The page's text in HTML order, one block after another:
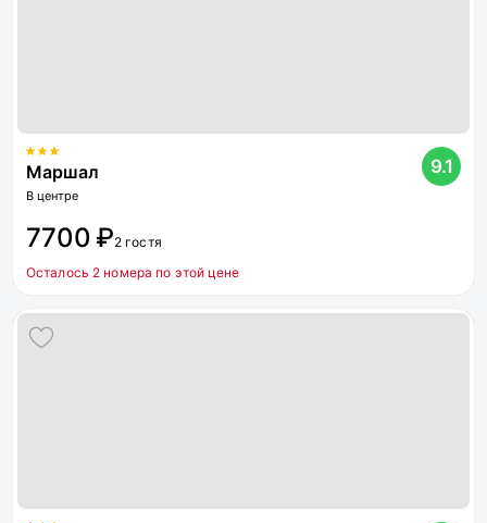
Маршал
В центре
9.1
7700 ₽2 гостя
Осталось 2 номера по этой цене